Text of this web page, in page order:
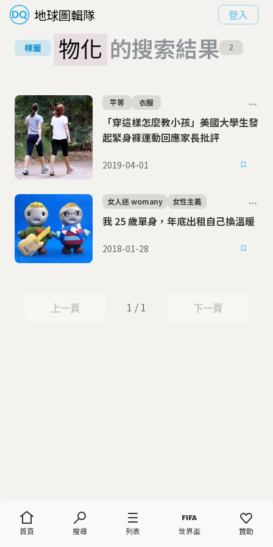
地球圖輯隊 登入
首頁 搜尋 列表 世界盃 贊助
標籤 物化 的搜索結果 2
「穿這樣怎麼教小孩」美國大學生發
起緊身褲運動回應家長批評
平等 衣服
2019-04-01
我 25 歲單身，年底出租自己換溫暖
女人迷 womany 女性主義
2018-01-28
上一頁
上一頁 1 / 1 下一頁
下一頁